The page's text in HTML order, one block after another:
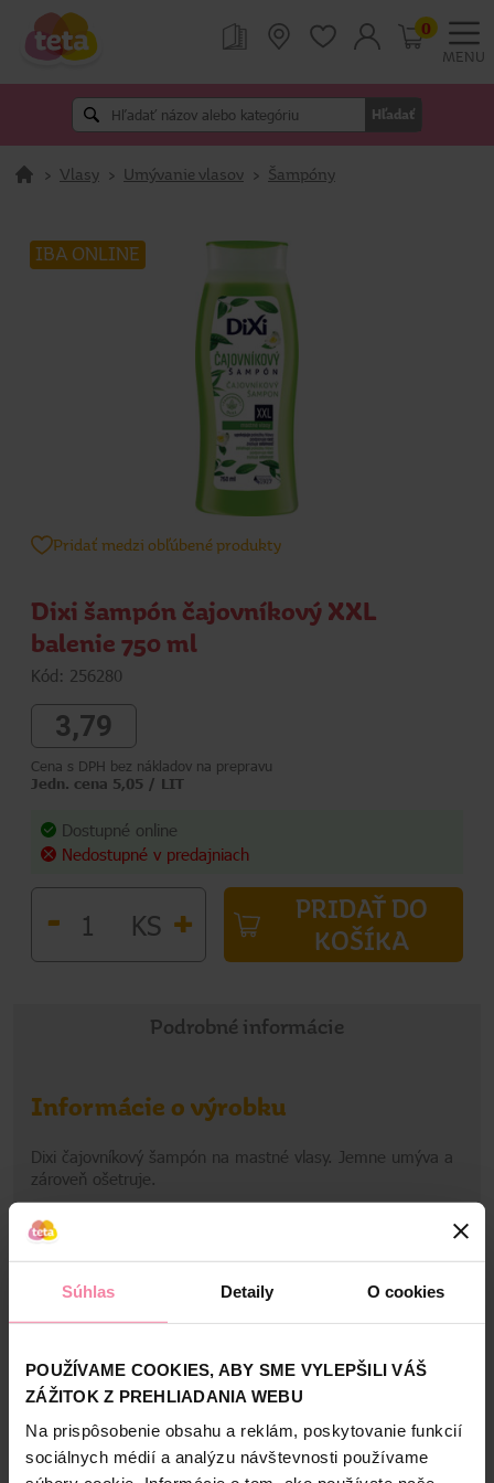
Súhlas Detaily O cookies
POUŽÍVAME COOKIES, ABY SME VYLEPŠILI VÁŠ
ZÁŽITOK Z PREHLIADANIA WEBU
Na prispôsobenie obsahu a reklám, poskytovanie funkcií
sociálnych médií a analýzu návštevnosti používame
MENU
Hľadať
0
> Vlasy > Umývanie vlasov > Šampóny
IBA ONLINE
Pridať medzi obľúbené produkty
Dixi šampón čajovníkový XXL
balenie 750 ml
Kód: 256280
3,79
Cena s DPH bez nákladov na prepravu
Jedn. cena 5,05 / LIT
Dostupné online
Nedostupné v predajniach
- KS +
PRIDAŤ DO
KOŠÍKA
Podrobné informácie
Informácie o výrobku
Dixi čajovníkový šampón na mastné vlasy. Jemne umýva a
zároveň ošetruje.
Informácie o výrobcovi
Zobraziť viac
Bezpečnosť a balenie
High-contrast mode